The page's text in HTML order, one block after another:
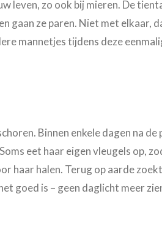
leven, zo ook bij mieren. De
gaan ze paren. Niet met elkaar,
mannetjes tijdens deze
Binnen enkele dagen na
eet haar eigen vleugels op,
haar halen. Terug op aarde
goed is – geen daglicht meer